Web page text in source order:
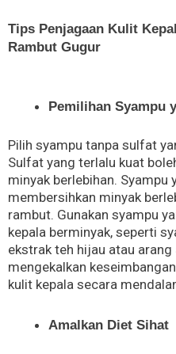
Tips Penjagaan Kulit
Rambut Gugur
Pemilihan Syampu
Pilih syampu tanpa sulfat
Sulfat yang terlalu kuat
minyak berlebihan. Syampu
membersihkan minyak
rambut. Gunakan syampu
kepala berminyak, seperti
ekstrak teh hijau atau
mengekalkan
kulit kepala secara
Amalkan Diet Sihat